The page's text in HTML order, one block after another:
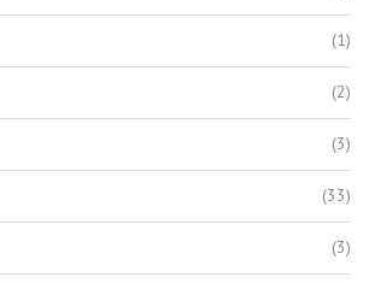
(1)
(2)
(3)
(33)
(3)